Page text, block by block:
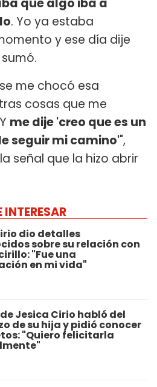
. Yo ya estaba
y ese día dije
sumó.
me chocó esa
cosas que me
me dije 'creo que es un
seguir mi camino'",
señal que la hizo abrir
INTERESAR
dio detalles
sobre su relación con
"Fue una
en mi vida"
Jesica Cirio habló del
de su hija y pidió conocer
"Quiero felicitarla